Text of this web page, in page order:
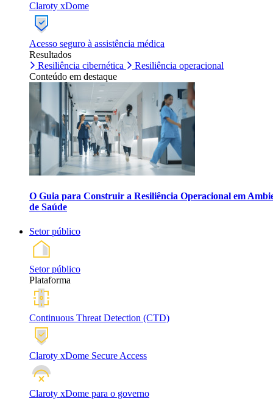
Claroty xDome
Acesso seguro à assistência médica
Resultados
Resiliência cibernética
Resiliência operacional
Conteúdo em destaque
O Guia para Construir a Resiliência Operacional em
de Saúde
Setor público
Setor público
Plataforma
Continuous Threat Detection (CTD)
Claroty xDome Secure Access
Claroty xDome para o governo